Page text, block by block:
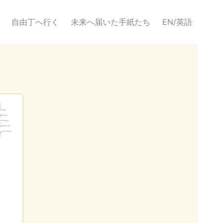
自由丁へ行く 未来へ届いた手紙たち EN/英語